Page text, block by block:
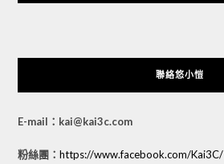
聯絡悠小愷
E-mail：kai@kai3c.com
粉絲團： https://www.facebook.com/Kai3C/